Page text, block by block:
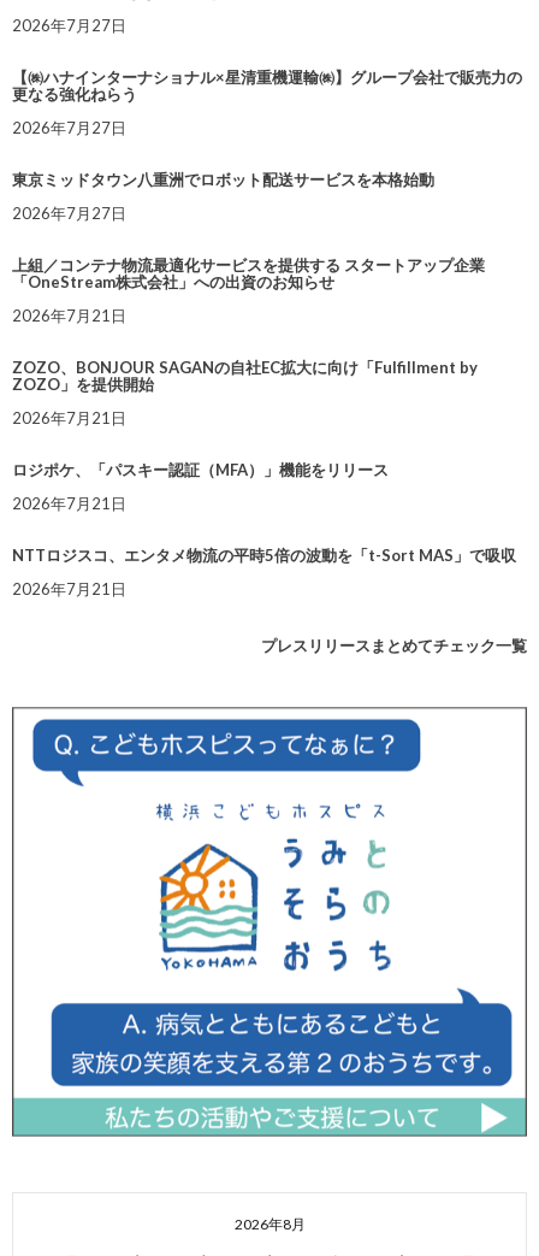
2026年7月27日
【㈱ハナインターナショナル×星清重機運輸㈱】グループ会社で販売力の
更なる強化ねらう
2026年7月27日
東京ミッドタウン八重洲でロボット配送サービスを本格始動
2026年7月27日
上組／コンテナ物流最適化サービスを提供する スタートアップ企業
「OneStream株式会社」への出資のお知らせ
2026年7月21日
ZOZO、BONJOUR SAGANの自社EC拡大に向け「Fulfillment by
ZOZO」を提供開始
2026年7月21日
ロジポケ、「パスキー認証（MFA）」機能をリリース
2026年7月21日
NTTロジスコ、エンタメ物流の平時5倍の波動を「t-Sort MAS」で吸収
2026年7月21日
プレスリリースまとめてチェック一覧
2026年8月